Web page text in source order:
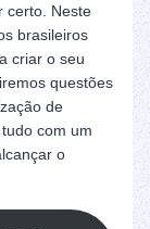
certo. Neste
brasileiros
criar o seu
questões
de
com um
o